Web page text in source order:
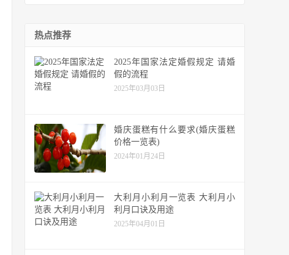
热点推荐
2025年国家法定婚假规定 请婚
假的流程
2025年03月03日
婚庆蛋糕有什么要求(婚庆蛋糕
价格一览表)
2024年01月24日
大利月小利月一览表 大利月小
利月口诀及用途
2025年04月01日